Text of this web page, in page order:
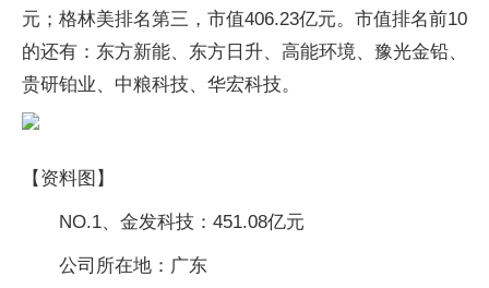
元；格林美排名第三，市值406.23亿元。市值排名前10
的还有：东方新能、东方日升、高能环境、豫光金铅、
贵研铂业、中粮科技、华宏科技。
【资料图】
NO.1、金发科技：451.08亿元
公司所在地：广东